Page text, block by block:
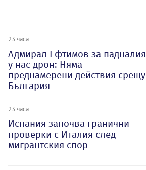
23 часа
Адмирал Ефтимов за падналия
у нас дрон: Няма
преднамерени действия срещу
България
23 часа
Испания започва гранични
проверки с Италия след
мигрантския спор